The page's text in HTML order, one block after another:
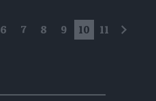
6 7 8 9 10 11